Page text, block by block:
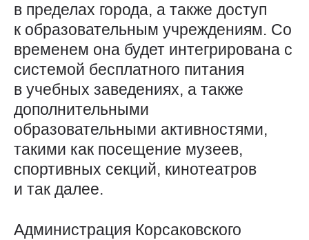
в пределах города, а также доступ
к образовательным учреждениям. Со
временем она будет интегрирована с
системой бесплатного питания
в учебных заведениях, а также
дополнительными
образовательными активностями,
такими как посещение музеев,
спортивных секций, кинотеатров
и так далее.
Администрация Корсаковского